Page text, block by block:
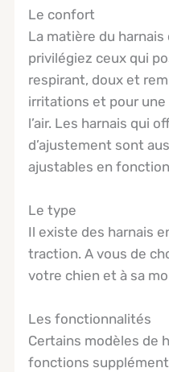
Le confort
La matière du
privilégiez ceux qui
respirant, doux et
irritations et pour
l’air. Les harnais qui
d’ajustement sont
ajustables en
Le type
Il existe des harnais
traction. A vous de
votre chien et à sa
Les fonctionnalités
Certains modèles de
fonctions